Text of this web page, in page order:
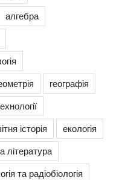
алгебра
географія
історія
екологія
література
та радіобіологія